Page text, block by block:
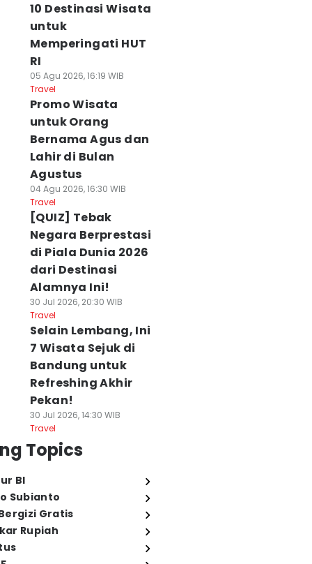
10 Destinasi Wisata
untuk
Memperingati HUT
RI
05 Agu 2026, 16:19 WIB
Travel
Promo Wisata
untuk Orang
Bernama Agus dan
Lahir di Bulan
Agustus
04 Agu 2026, 16:30 WIB
Travel
[QUIZ] Tebak
Negara Berprestasi
di Piala Dunia 2026
dari Destinasi
Alamnya Ini!
30 Jul 2026, 20:30 WIB
Travel
Selain Lembang, Ini
7 Wisata Sejuk di
Bandung untuk
Refreshing Akhir
Pekan!
30 Jul 2026, 14:30 WIB
Travel
Topics
BI
Subianto
Gratis
Rupiah